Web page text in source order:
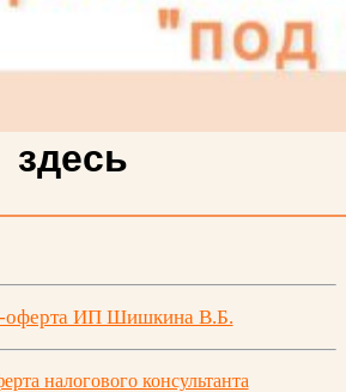
здесь
оферта ИП Шишкина В.Б.
налогового консультанта